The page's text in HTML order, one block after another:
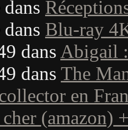
dans
dans Blu-ray
dans Abigail
dans The
en
(amazon)